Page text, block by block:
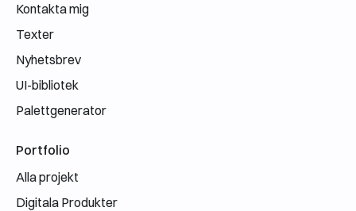
Kontakta mig
Texter
Nyhetsbrev
UI-bibliotek
Palettgenerator
Portfolio
Alla projekt
Digitala Produkter